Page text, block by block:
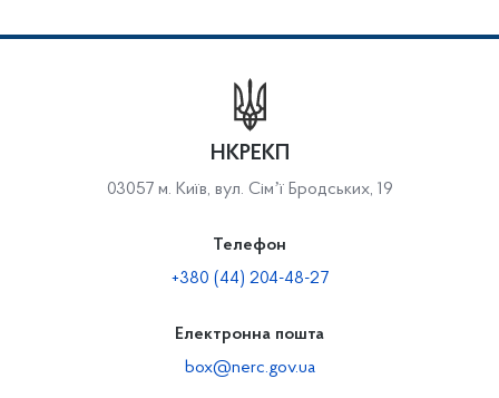
НКРЕКП
03057 м. Київ, вул. Сімʼї Бродських, 19
Телефон
+380 (44) 204-48-27
Електронна пошта
box@nerc.gov.ua